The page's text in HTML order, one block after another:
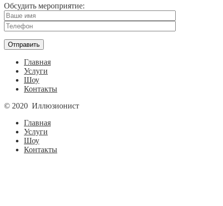
Обсудить мероприятие:
Главная
Услуги
Шоу
Контакты
© 2020 Иллюзионист
Главная
Услуги
Шоу
Контакты